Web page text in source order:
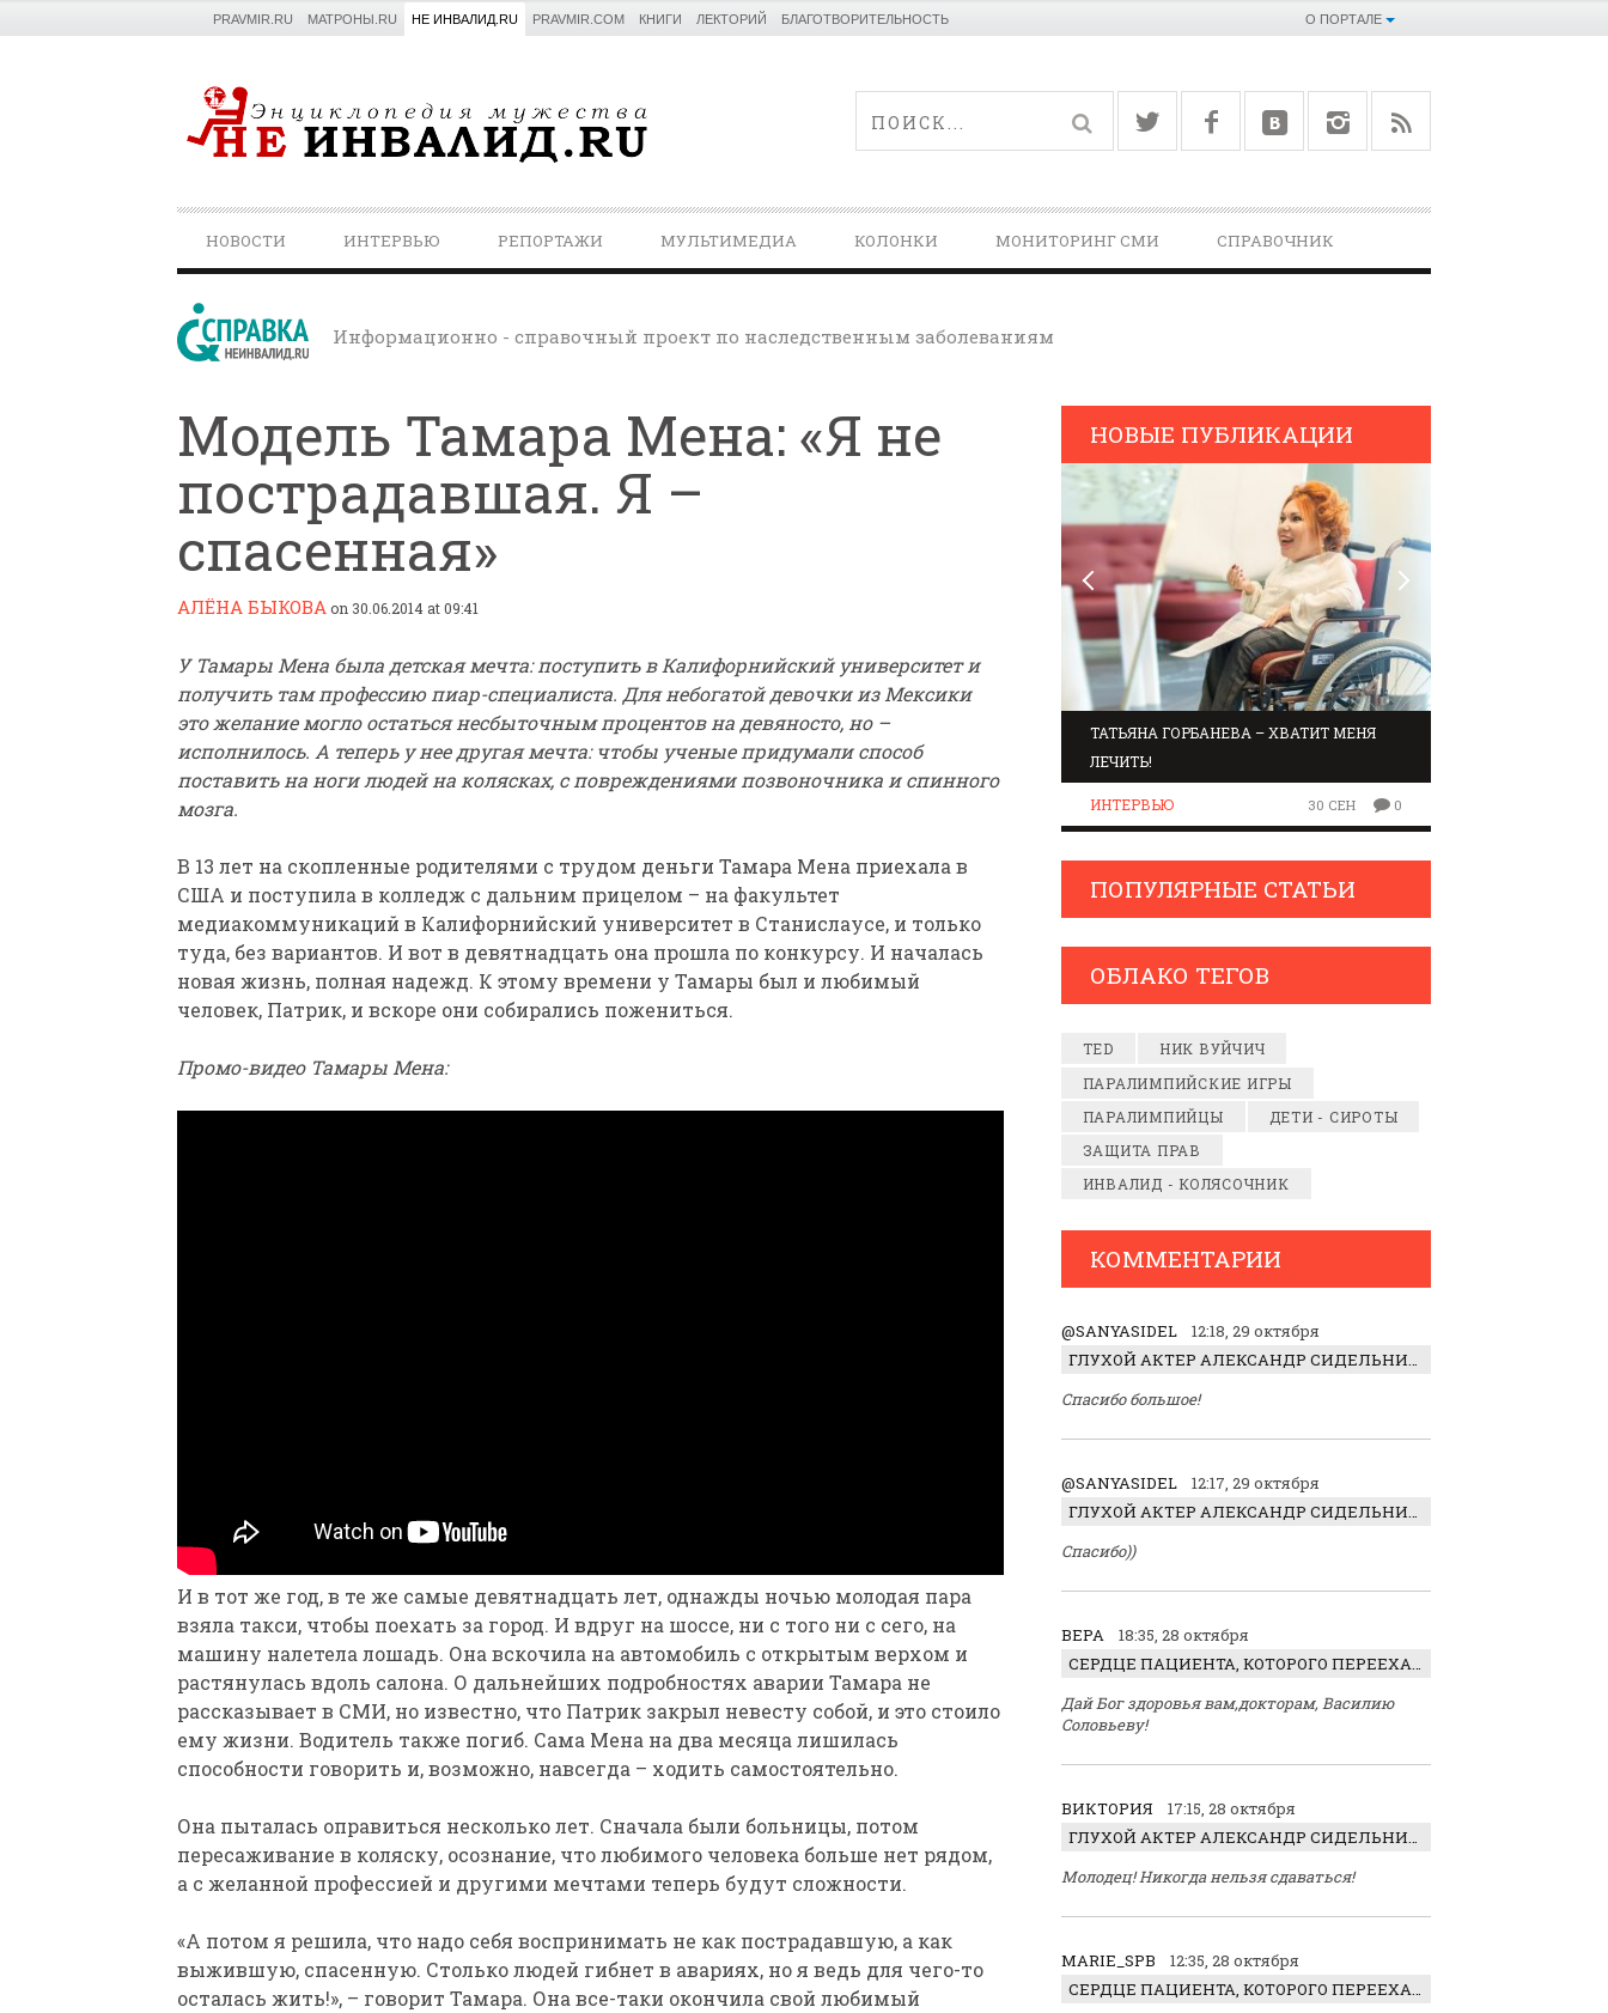
О ПОРТАЛЕ
PRAVMIR.RU МАТРОНЫ.RU НЕ ИНВАЛИД.RU PRAVMIR.COM КНИГИ ЛЕКТОРИЙ БЛАГОТВОРИТЕЛЬНОСТЬ
NAVIGATION
НОВОСТИ ИНТЕРВЬЮ РЕПОРТАЖИ МУЛЬТИМЕДИА КОЛОНКИ МОНИТОРИНГ СМИ СПРАВОЧНИК­
Информационно - справочный проект по наследственным заболеваниям
Модель Тамара Мена: «Я не
пострадавшая. Я –
спасенная»
АЛЁНА БЫКОВАon 30.06.2014 at 09:41
У Тамары Мена была детская мечта: поступить в Калифорнийский университет и
получить там профессию пиар-специалиста. Для небогатой девочки из Мексики
это желание могло остаться несбыточным процентов на девяносто, но –
исполнилось. А теперь у нее другая мечта: чтобы ученые придумали способ
поставить на ноги людей на колясках, с повреждениями позвоночника и спинного
мозга.
В 13 лет на скопленные родителями с трудом деньги Тамара Мена приехала в
США и поступила в колледж с дальним прицелом – на факультет
медиакоммуникаций в Калифорнийский университет в Станислаусе, и только
туда, без вариантов. И вот в девятнадцать она прошла по конкурсу. И началась
новая жизнь, полная надежд. К этому времени у Тамары был и любимый
человек, Патрик, и вскоре они собирались пожениться.
Промо-видео Тамары Мена:
И в тот же год, в те же самые девятнадцать лет, однажды ночью молодая пара
взяла такси, чтобы поехать за город. И вдруг на шоссе, ни с того ни с сего, на
машину налетела лошадь. Она вскочила на автомобиль с открытым верхом и
растянулась вдоль салона. О дальнейших подробностях аварии Тамара не
рассказывает в СМИ, но известно, что Патрик закрыл невесту собой, и это стоило
ему жизни. Водитель также погиб. Сама Мена на два месяца лишилась
способности говорить и, возможно, навсегда – ходить самостоятельно.
Она пыталась оправиться несколько лет. Сначала были больницы, потом
пересаживание в коляску, осознание, что любимого человека больше нет рядом,
а с желанной профессией и другими мечтами теперь будут сложности.
«А потом я решила, что надо себя воспринимать не как пострадавшую, а как
выжившую, спасенную. Столько людей гибнет в авариях, но я ведь для чего-то
осталась жить!», – говорит Тамара. Она все-таки окончила свой любимый
НОВЫЕ ПУБЛИКАЦИИ
ТАТЬЯНА ГОРБАНЕВА – ХВАТИТ МЕНЯ
ЛЕЧИТЬ!
ИНТЕРВЬЮ 30 СЕН 0
ИНЖЕНЕР С ТВОРЧЕСКИМИ АМБИЦИЯМИ.
ИЛИ КАК ЖЕНЩИНА ИЗ НОВОПОЛОЦКА
НАШЛА СЕБЯ В ИСКУССТВЕ
ПАРАЛИМПИЙСКАЯ ЧЕМПИОНКА ПО
БИАТЛОНУ И ЛЫЖНЫМ ГОНКАМ ИЗ
КАЗАНИ ИРИНА ПОЛЯКОВА
ПОПУЛЯРНЫЕ СТАТЬИ
ОБЛАКО ТЕГОВ
TED
НИК ВУЙЧИЧ
ПАРАЛИМПИЙСКИЕ ИГРЫ
ПАРАЛИМПИЙЦЫ
ДЕТИ - СИРОТЫ
ЗАЩИТА ПРАВ
ИНВАЛИД - КОЛЯСОЧНИК
КОММЕНТАРИИ
@SANYASIDEL
12:18, 29 октября
ГЛУХОЙ АКТЕР АЛЕКСАНДР СИДЕЛЬНИКОВ: «С НАСЛАЖДЕНИЕМ ИГРАЛ ОТРИЦАТЕЛЬНОГО ГЕРОЯ!»
Спасибо большое!
@SANYASIDEL
12:17, 29 октября
ГЛУХОЙ АКТЕР АЛЕКСАНДР СИДЕЛЬНИКОВ: «С НАСЛАЖДЕНИЕМ ИГРАЛ ОТРИЦАТЕЛЬНОГО ГЕРОЯ!»
Спасибо))
ВЕРА
18:35, 28 октября
СЕРДЦЕ ПАЦИЕНТА, КОТОРОГО ПЕРЕЕХАЛ ТРАКТОР, ОБНАРУЖИЛИ… В ЖИВОТЕ
Дай Бог здоровья вам,докторам, Василию
Соловьеву!
ВИКТОРИЯ
17:15, 28 октября
ГЛУХОЙ АКТЕР АЛЕКСАНДР СИДЕЛЬНИКОВ: «С НАСЛАЖДЕНИЕМ ИГРАЛ ОТРИЦАТЕЛЬНОГО ГЕРОЯ!»
Молодец! Никогда нельзя сдаваться!
MARIE_SPB
12:35, 28 октября
СЕРДЦЕ ПАЦИЕНТА, КОТОРОГО ПЕРЕЕХАЛ ТРАКТОР, ОБНАРУЖИЛИ… В ЖИВОТЕ